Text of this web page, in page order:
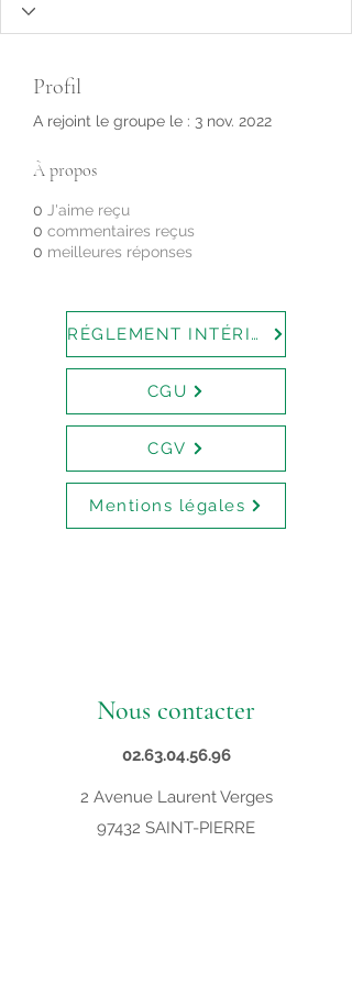
Profil
A rejoint le groupe le : 3 nov. 2022
À propos
0 J'aime reçu
0 commentaires reçus
0 meilleures réponses
RÉGLEMENT INTÉRIEUR
CGU
CGV
Mentions légales
Nous contacter
02.63.04.56.96
2 Avenue Laurent Verges
97432 SAINT-PIERRE